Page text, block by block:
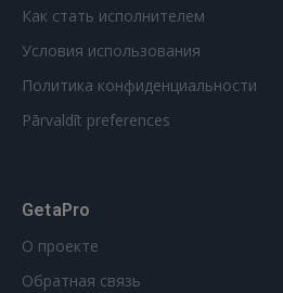
Как стать исполнителем
Условия использования
Политика конфиденциальности
Pārvaldīt preferences
GetaPro
О проекте
Обратная связь